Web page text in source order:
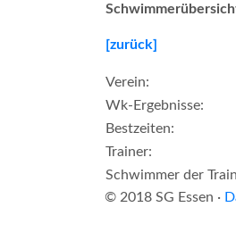
[zurück]
Verein:
Wk-Ergebnisse:
Bestzeiten:
Trainer:
Schwimmer der
© 2018 SG Essen ·